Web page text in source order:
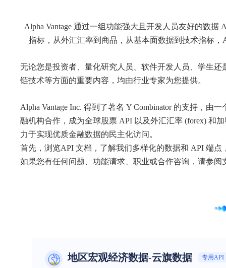
Alpha Vantage 通过一组功能强大且开发人员友好的数
指标，从外汇汇率到商品，从基本面数据到技术指标，
无论您是投资者、量化研究人员、软件开发人员、学生
链技术等方面的重要内容，均由行业专家为您提供。
Alpha Vantage Inc. 得到了著名 Y Combinator 的支持，
融机构合作，成为全球股票 API 以及外汇汇率 (forex) 和
力于实现优质金融数据的民主化访问。
首先，浏览API 文档，了解我们多样化的数据和 API 端
如果您有任何问题、功能请求、职业或合作咨询，请参阅
地区宏观经济数据-云旗数据 专用API